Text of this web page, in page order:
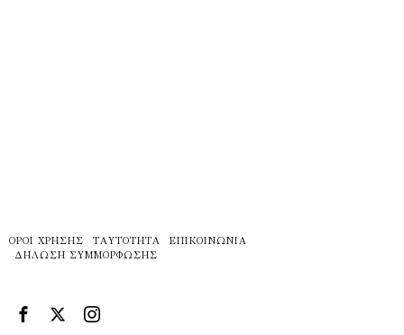
ΌΡΟΙ ΧΡΉΣΗΣ ΤΑΥΤΌΤΗΤΑ
ΕΠΙΚΟΙΝΩΝΊΑ
ΔΉΛΩΣΗ ΣΥΜΜΌΡΦΩΣΗΣ